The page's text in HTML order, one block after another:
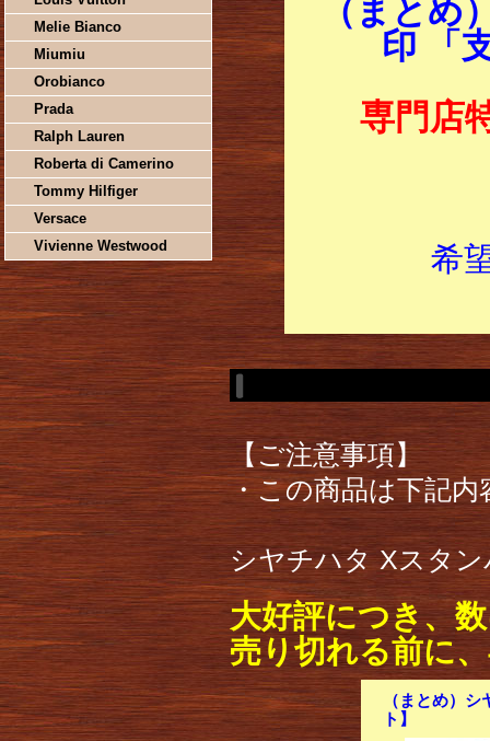
Melie Bianco
Miumiu
Orobianco
Prada
Ralph Lauren
Roberta di Camerino
Tommy Hilfiger
Versace
Vivienne Westwood
（まとめ
印 「
専門店
希
【ご注意事項】
・この商品は下記
シヤチハタ Xスタン
大好評につき、
売り切れる前に
（まとめ）
ト】